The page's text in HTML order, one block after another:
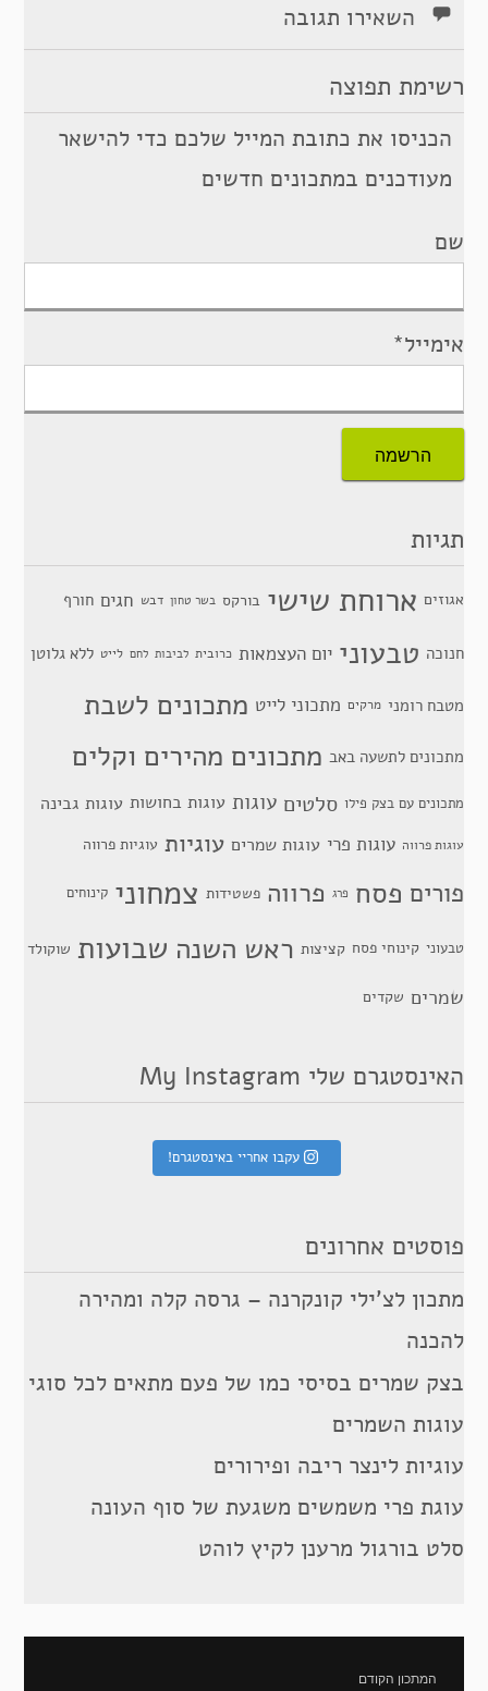
השאירו תגובה
רשימת תפוצה
הכניסו את כתובת המייל שלכם כדי להישאר
מעודכנים במתכונים חדשים
שם
אימייל*
תגיות
אגוזים ארוחת שישי בורקס בשר טחון דבש חגים חורף
חנוכה טבעוני יום העצמאות כרובית לביבות לחם לייט ללא גלוטן
מטבח רומני מרקים מתכוני לייט מתכונים לשבת
מתכונים לתשעה באב מתכונים מהירים וקלים
מתכונים עם בצק פילו סלטים עוגות עוגות בחושות עוגות גבינה
עוגות פרווה עוגות פרי עוגות שמרים עוגיות עוגיות פרווה
פורים פסח פרג פרווה פשטידות צמחוני קינוחים
טבעוני קינוחי פסח קציצות ראש השנה שבועות שוקולד
שמרים שקדים
האינסטגרם שלי My Instagram
עקבו אחריי באינסטגרם!
פוסטים אחרונים
מתכון לצ’ילי קונקרנה – גרסה קלה ומהירה
להכנה
בצק שמרים בסיסי כמו של פעם מתאים לכל סוגי
עוגות השמרים
עוגיות לינצר ריבה ופירורים
עוגת פרי משמשים משגעת של סוף העונה
סלט בורגול מרענן לקיץ לוהט
המתכון הקודם